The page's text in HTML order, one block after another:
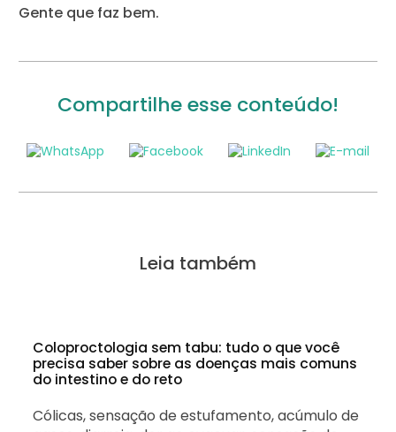
Gente que faz bem.
Compartilhe esse conteúdo!
Leia também
Coloproctologia sem tabu: tudo o que você
precisa saber sobre as doenças mais comuns
do intestino e do reto
Cólicas, sensação de estufamento, acúmulo de